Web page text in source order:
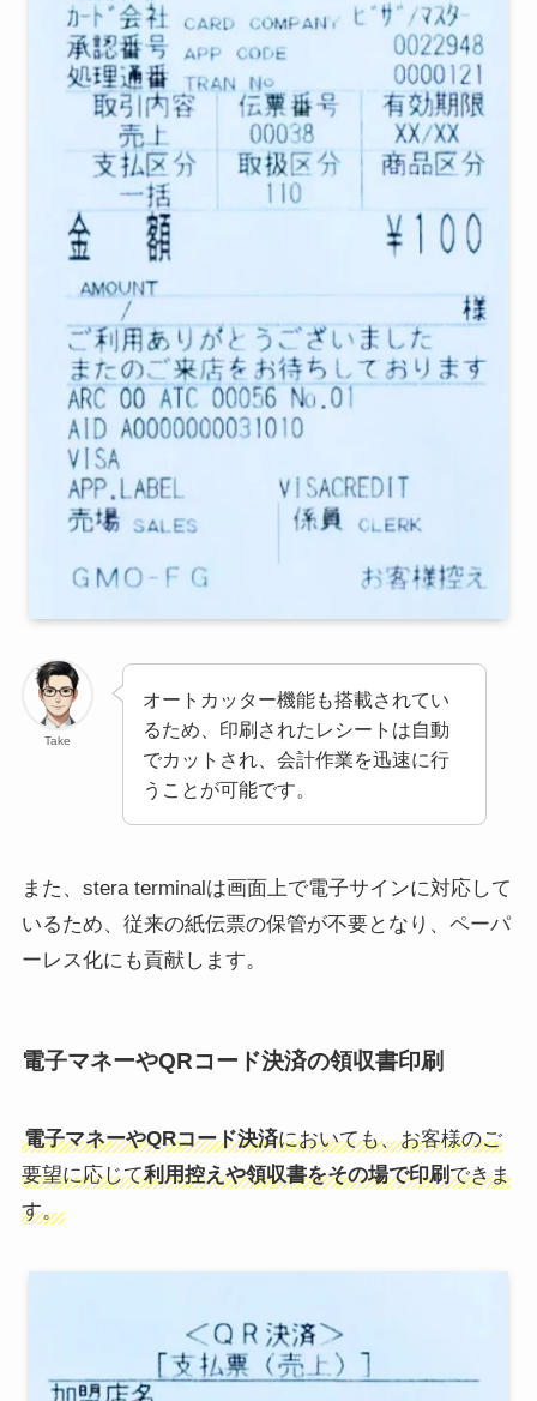
Take
オートカッター機能も搭載されてい
るため、印刷されたレシートは自動
でカットされ、会計作業を迅速に行
うことが可能です。
また、stera terminalは画面上で電子サインに対応して
いるため、従来の紙伝票の保管が不要となり、ペーパ
ーレス化にも貢献します。
電子マネーやQRコード決済の領収書印刷
電子マネーやQRコード決済においても、お客様のご
要望に応じて利用控えや領収書をその場で印刷できま
す。